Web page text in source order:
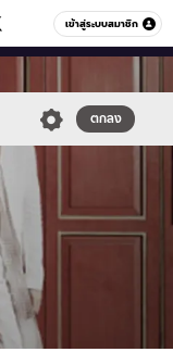
เข้าสู่ระบบสมาชิก
หมวดอื่นๆ
ตกลง